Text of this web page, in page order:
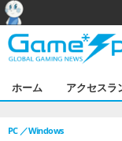
ホーム アクセスラ
PC Windows